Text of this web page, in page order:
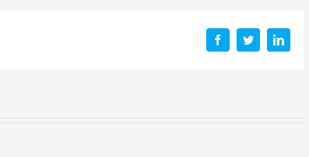
FacebookTwitter